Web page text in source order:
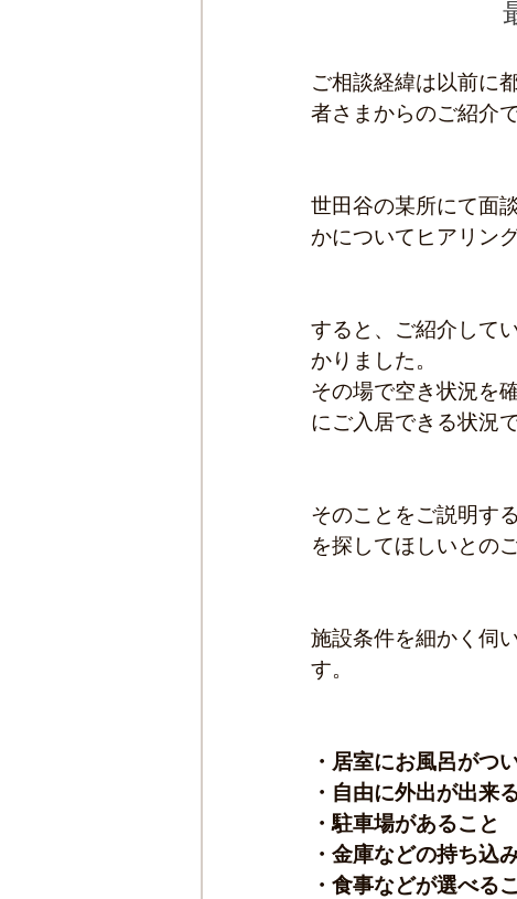
ご相談経緯は以前に
者さまからのご紹介で
世田谷の某所にて面
かについてヒアリン
すると、ご紹介して
かりました。
その場で空き状況を
にご入居できる状況
そのことをご説明す
を探してほしいとの
施設条件を細かく伺
す。
・居室にお風呂がつ
・自由に外出が出来
・駐車場があること
・金庫などの持ち込
・食事などが選べる